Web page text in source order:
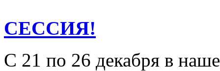
СЕССИЯ!
С 21 по 26 декабря в